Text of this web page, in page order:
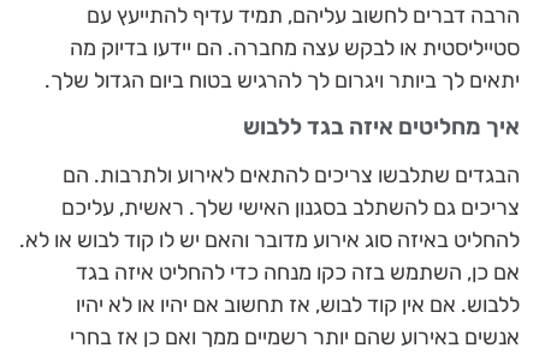
הרבה דברים לחשוב עליהם, תמיד עדיף להתייעץ עם
סטייליסטית או לבקש עצה מחברה. הם יידעו בדיוק מה
יתאים לך ביותר ויגרום לך להרגיש בטוח ביום הגדול שלך.
איך מחליטים איזה בגד ללבוש
הבגדים שתלבשו צריכים להתאים לאירוע ולתרבות. הם
צריכים גם להשתלב בסגנון האישי שלך. ראשית, עליכם
להחליט באיזה סוג אירוע מדובר והאם יש לו קוד לבוש או לא.
אם כן, השתמש בזה כקו מנחה כדי להחליט איזה בגד
ללבוש. אם אין קוד לבוש, אז תחשוב אם יהיו או לא יהיו
אנשים באירוע שהם יותר רשמיים ממך ואם כן אז בחרי